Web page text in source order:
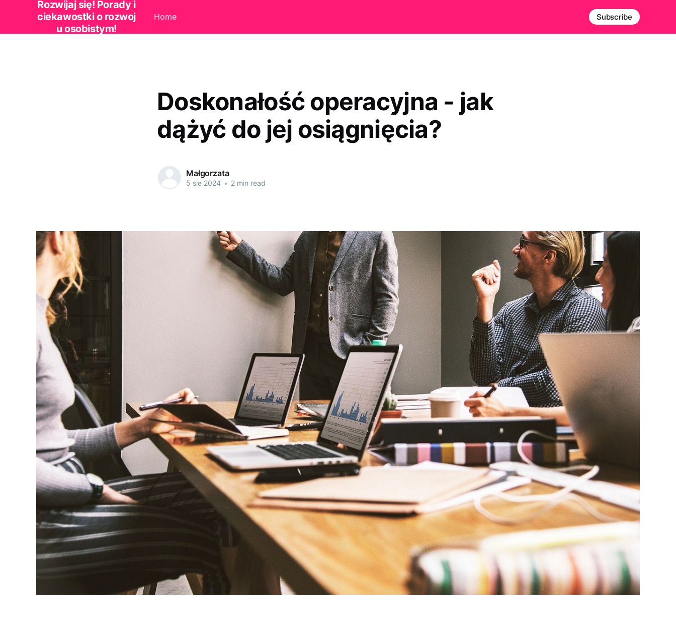
Rozwijaj się! Porady i
ciekawostki o rozwoj
u osobistym!
Home Subscribe
Doskonałość operacyjna - jak
dążyć do jej osiągnięcia?
Małgorzata
5 sie 2024 • 2 min read